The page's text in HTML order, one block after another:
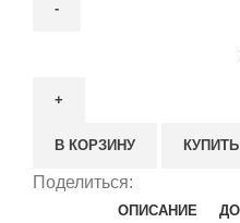
Montale
Absolu
В КОРЗИНУ
Поделиться:
ОПИСАНИЕ